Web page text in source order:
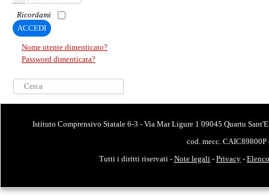
Ricordami
ACCEDI
Nome utente dimenticato?
Password dimenticata?
Cerca...
Istituto Comprensivo Statale 6-3 - Via Mar Ligure 1 09045 Quartu
cod. mecc.
Tutti i diritti riservati - Note legali - Privacy -